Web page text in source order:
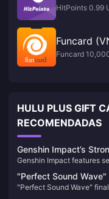
HitPoints 0.99
Funcard
Funcard
HULU PLUS GIFT
RECOMENDADAS
Genshin Impact’s
Fire, Unquestioned Ice!
Genshin Impact features
stands at the top for each
"Perfect Sound
online
"Perfect Sound Wave"